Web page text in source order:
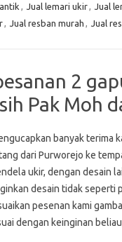
, Jual lemari ukir, Jual
, Jual resban murah , Jual
2
Pak Moh
banyak terima
dari Purworejo ke
ukir, dengan desain
desain tidak seperti
pesenan kami
dengan keinginan